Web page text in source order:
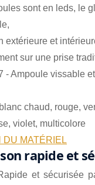
sont en leds, le
extérieure et
sur une prise
- Ampoule vissable
chaud, rouge,
violet, multicolore
DU MATÉRIEL
rapide et
et sécurisée